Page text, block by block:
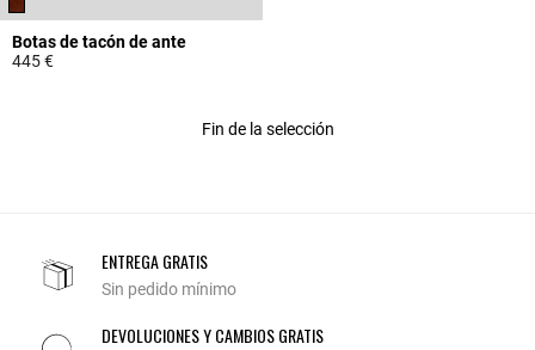
Botas de tacón de ante
445 €
Fin de la selección
ENTREGA GRATIS
Sin pedido mínimo
DEVOLUCIONES Y CAMBIOS GRATIS